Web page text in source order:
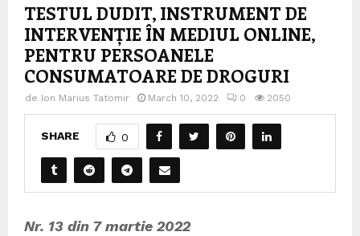
TESTUL DUDIT, INSTRUMENT DE
INTERVENȚIE ÎN MEDIUL ONLINE,
PENTRU PERSOANELE
CONSUMATOARE DE DROGURI
de Ion Marius Tatomir March 10, 2022 0 2050
SHARE 0
Nr. 13 din 7 martie 2022